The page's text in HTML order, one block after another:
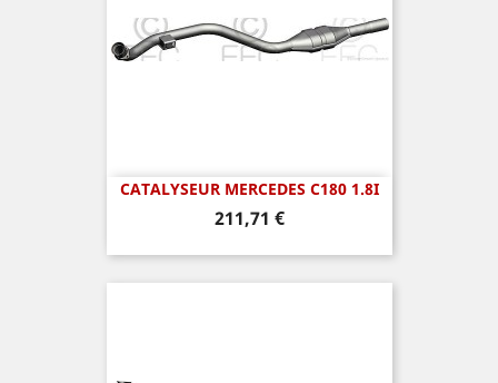
CATALYSEUR MERCEDES C180 1.8I
Prix
211,71 €